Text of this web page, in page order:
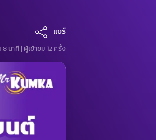
แชร์
8 นาที | ผู้เข้าชม 12 ครั้ง